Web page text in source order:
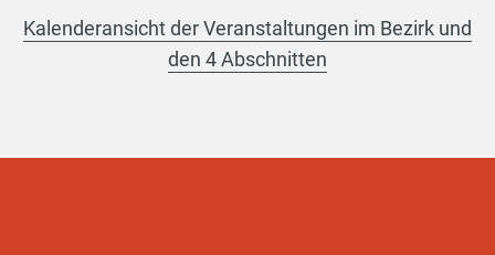
Kalenderansicht der Veranstaltungen im Bezirk und
den 4 Abschnitten